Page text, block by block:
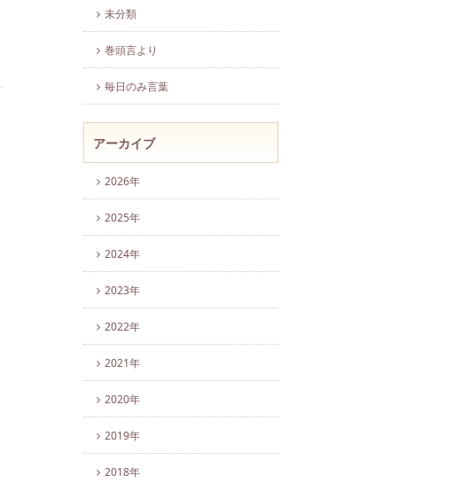
未分類
巻頭言より
毎日のみ言葉
アーカイブ
2026年
2025年
2024年
2023年
2022年
2021年
2020年
2019年
2018年